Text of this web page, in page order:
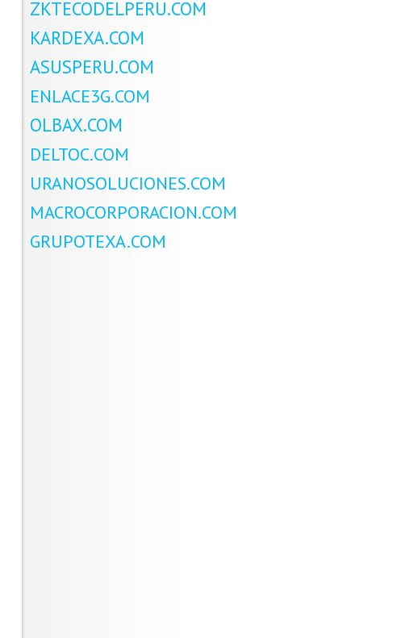
ZKTECODELPERU.COM
KARDEXA.COM
ASUSPERU.COM
ENLACE3G.COM
OLBAX.COM
DELTOC.COM
URANOSOLUCIONES.COM
MACROCORPORACION.COM
GRUPOTEXA.COM